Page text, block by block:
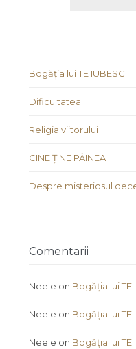
Bogăția lui TE IUBESC
Dificultatea
Religia viitorului
CINE ȚINE PÂINEA
Despre misteriosul
Comentarii
Neele on Bogăția lui TE
Neele on Bogăția lui TE
Neele on Bogăția lui TE